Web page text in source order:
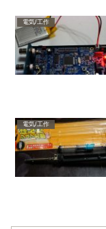
電気/工作
電気/工作